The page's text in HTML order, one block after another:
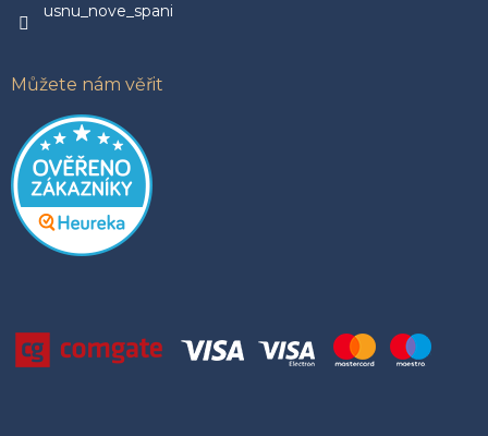
usnu_nove_spani
Můžete nám věřit